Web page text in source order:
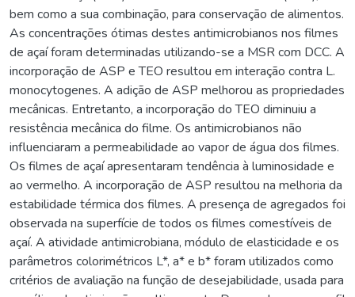
bem como a sua combinação, para conservação de alimentos.
As concentrações ótimas destes antimicrobianos nos filmes
de açaí foram determinadas utilizando-se a MSR com DCC. A
incorporação de ASP e TEO resultou em interação contra L.
monocytogenes. A adição de ASP melhorou as propriedades
mecânicas. Entretanto, a incorporação do TEO diminuiu a
resistência mecânica do filme. Os antimicrobianos não
influenciaram a permeabilidade ao vapor de água dos filmes.
Os filmes de açaí apresentaram tendência à luminosidade e
ao vermelho. A incorporação de ASP resultou na melhoria da
estabilidade térmica dos filmes. A presença de agregados foi
observada na superfície de todos os filmes comestíveis de
açaí. A atividade antimicrobiana, módulo de elasticidade e os
parâmetros colorimétricos L*, a* e b* foram utilizados como
critérios de avaliação na função de desejabilidade, usada para